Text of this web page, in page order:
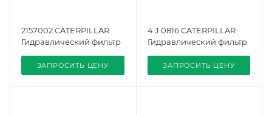
2157002 CATERPILLAR
Гидравлический фильтр
ЗАПРОСИТЬ ЦЕНУ
4 J 0816 CATERPILLAR
Гидравлический фильтр
ЗАПРОСИТЬ ЦЕНУ